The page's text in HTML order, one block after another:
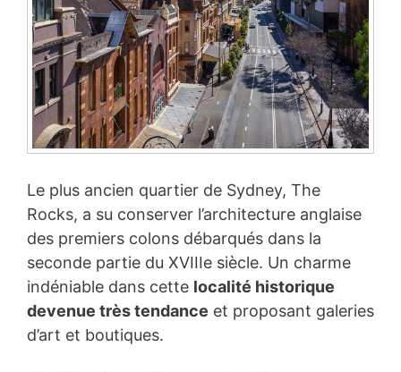
Le plus ancien quartier de Sydney, The
Rocks, a su conserver l’architecture anglaise
des premiers colons débarqués dans la
seconde partie du XVIIIe siècle. Un charme
indéniable dans cette localité historique
devenue très tendance et proposant galeries
d’art et boutiques.